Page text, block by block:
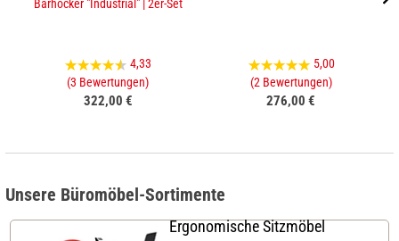
Barhocker "Industrial" | 2er-Set
4,33
(3 Bewertungen)
322,00 €
5,00
(2 Bewertungen)
276,00 €
Unsere Büromöbel-Sortimente
Ergonomische Sitzmöbel